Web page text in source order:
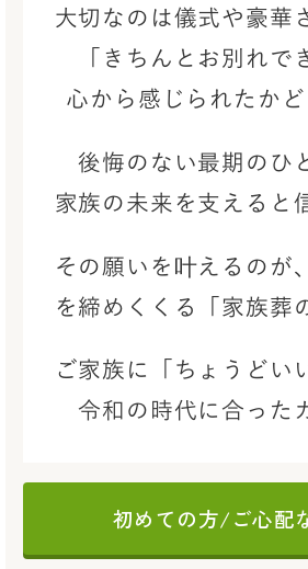
大切なのは儀式や豪華
「きちんとお別れで
心から感じられたかど
後悔のない最期のひ
家族の未来を支えると
その願いを叶えるのが、
を締めくくる「家族葬
ご家族に「ちょうどい
令和の時代に合った
初めての方/ご心配